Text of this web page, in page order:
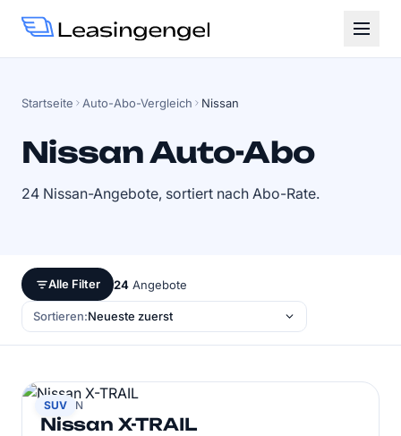
Startseite Auto-Abo-Vergleich Nissan
Nissan Auto-Abo
24 Nissan-Angebote, sortiert nach Abo-Rate.
Alle Filter 24 Angebote
Sortieren:
SUV
NISSAN
Nissan X-TRAIL